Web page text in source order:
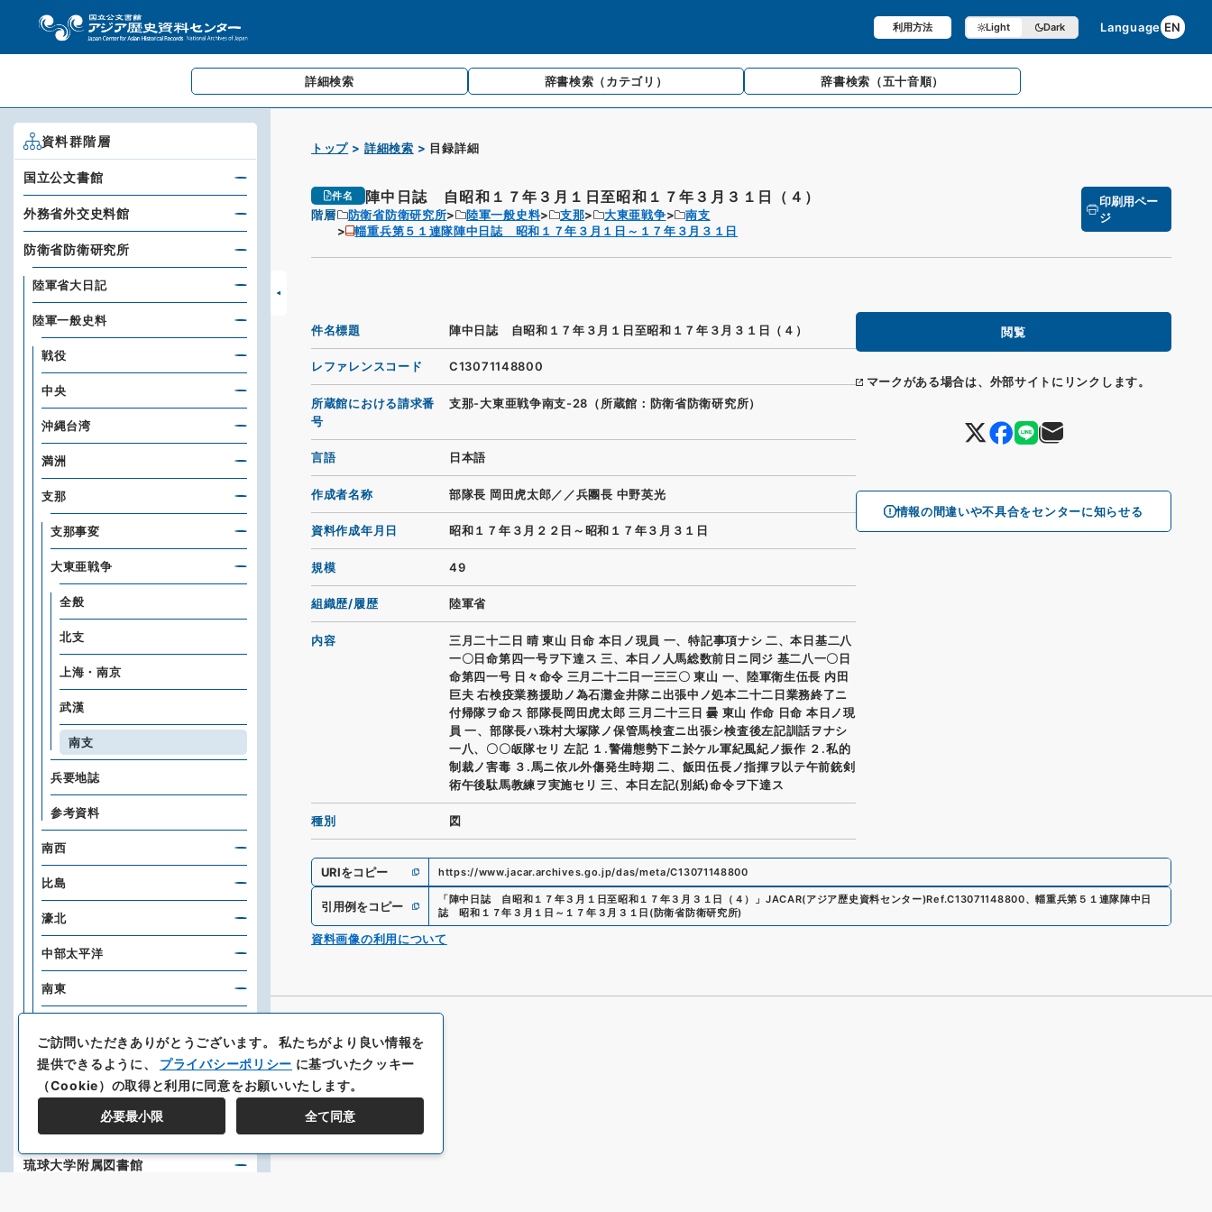
利用方法 Light Dark Language EN
詳細検索 辞書検索 （カテゴリ） 辞書検索 （五十音順）
トップ 詳細検索 目録詳細
件名 陣中日誌 自昭和１７年３月１日至昭和１７年３月３１日（４）
階層 防衛省防衛研究所 陸軍一般史料 支那 大東亜戦争
南支
輜重兵第５１連隊陣中日誌 昭和１７年３月１日～１７年３月３１日
印刷用ペー
ジ
閲覧
マークがある場合は、外部サイトにリンクします。
情報の間違いや不具合をセンターに知らせる
件名標題 陣中日誌 自昭和１７年３月１日至昭和１７年３月３１日（４）
レファレンスコード C13071148800
所蔵館における請求番
号
支那-大東亜戦争南支-28（所蔵館：防衛省防衛研究所）
言語 日本語
作成者名称 部隊長 岡田虎太郎／／兵團長 中野英光
資料作成年月日 昭和１７年３月２２日～昭和１７年３月３１日
規模 49
組織歴/履歴 陸軍省
内容
三月二十二日 晴 東山 日命 本日ノ現員 一、特記事項ナシ 二、本日基二八
一〇日命第四一号ヲ下達ス 三、本日ノ人馬総数前日ニ同ジ 基二八一〇日
命第四一号 日々命令 三月二十二日一三三〇 東山 一、陸軍衛生伍長 内田
巨夫 右検疫業務援助ノ為石灘金井隊ニ出張中ノ処本二十二日業務終了ニ
付帰隊ヲ命ス 部隊長岡田虎太郎 三月二十三日 曇 東山 作命 日命 本日ノ現
員 一、部隊長ハ珠村大塚隊ノ保管馬検査ニ出張シ検査後左記訓話ヲナシ
一八、〇〇皈隊セリ 左記 １.警備態勢下ニ於ケル軍紀風紀ノ振作 ２.私的
制裁ノ害毒 ３.馬ニ依ル外傷発生時期 二、飯田伍長ノ指揮ヲ以テ午前銃剣
術午後駄馬教練ヲ実施セリ 三、本日左記(別紙)命令ヲ下達ス
種別 図
URIをコピー https://www.jacar.archives.go.jp/das/meta/C13071148800
引用例をコピー 「陣中日誌 自昭和１７年３月１日至昭和１７年３月３１日（４） 」 JACAR(アジア歴史資料センター)Ref.C13071148800、輜重兵第５１連隊陣中日
誌 昭和１７年３月１日～１７年３月３１日 ( 防衛省防衛研究所)
資料画像の利用について
資料群階層
国立公文書館
外務省外交史料館
防衛省防衛研究所
陸軍省大日記
陸軍一般史料
戦役
中央
沖縄台湾
満洲
支那
支那事変
大東亜戦争
全般
北支
上海・南京
武漢
南支
兵要地誌
参考資料
南西
比島
濠北
中部太平洋
南東
文庫
海軍省公文備考
海軍一般史料
琉球大学附属図書館
ご訪問いただきありがとうございます。私たちがより良い情報を
提供できるように、 プライバシーポリシー に基づいたクッキー
（Cookie）の取得と利用に同意をお願いいたします。
必要最小限 全て同意